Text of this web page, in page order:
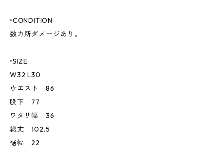
•CONDITION
数カ所ダメージあり。
•SIZE
W32 L30
ウエスト 86
股下 77
ワタリ幅 36
総丈 102.5
裾幅 22